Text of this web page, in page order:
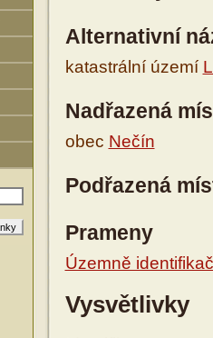
Alternativní
katastrální území
Nadřazená
obec Nečín
Podřazená
Prameny
Územně
Vysvětlivky